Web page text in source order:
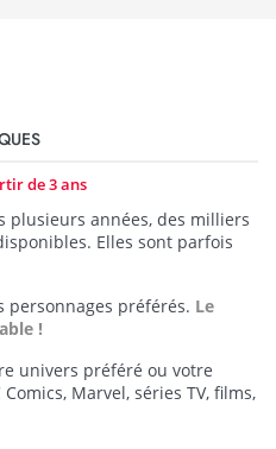
de 3 ans
plusieurs années, des milliers
Elles sont parfois
personnages préférés. Le
!
univers préféré ou votre
Marvel, séries TV, films,